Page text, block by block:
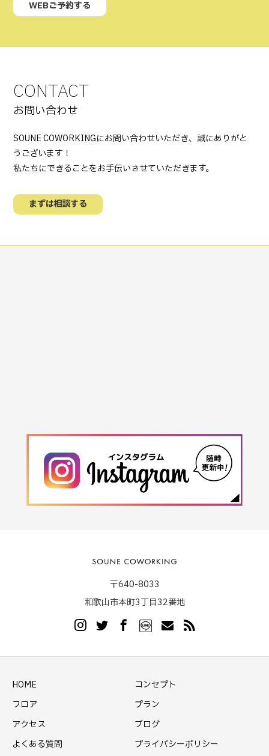
WEBご予約する
CONTACT
お問い合わせ
SOUNE COWORKINGにお問い合わせいただき、誠にありがと
うございます！
私たちにできることをお手伝いさせていただきます。
まずは相談する
〒640-8033
和歌山市本町3丁目32番地
HOME
コンセプト
フロア
プラン
アクセス
ブログ
よくある質問
プライバシーポリシー